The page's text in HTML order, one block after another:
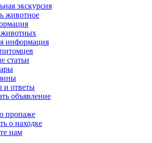
экскурсия
животное
информация
статьи
и ответы
объявление
пропаже
о находке
нам